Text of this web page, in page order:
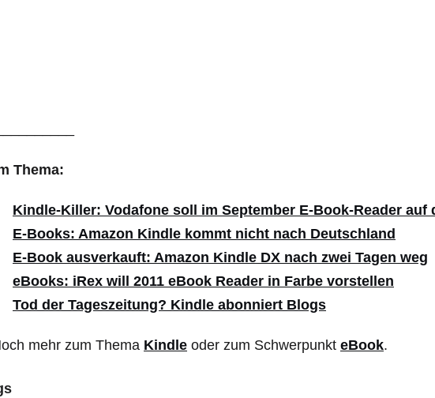
Thema:
Kindle-Killer: Vodafone soll im September E-Book-Reader auf
E-Books: Amazon Kindle kommt nicht nach Deutschland
E-Book ausverkauft: Amazon Kindle DX nach zwei Tagen weg
eBooks: iRex will 2011 eBook Reader in Farbe vorstellen
Tod der Tageszeitung? Kindle abonniert Blogs
mehr zum Thema Kindle oder zum Schwerpunkt eBook.